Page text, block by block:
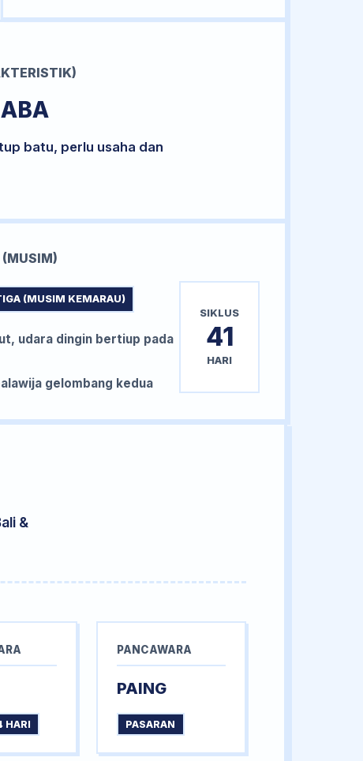
batu, perlu usaha dan
(MUSIM KEMARAU)
udara dingin bertiup pada
gelombang kedua
SIKLUS
41
HARI
&
HARI
PANCAWARA
PAING
PASARAN